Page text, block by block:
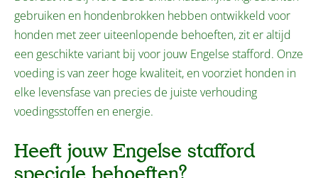
gebruiken en hondenbrokken hebben ontwikkeld voor
honden met zeer uiteenlopende behoeften, zit er altijd
een geschikte variant bij voor jouw Engelse stafford. Onze
voeding is van zeer hoge kwaliteit, en voorziet honden in
elke levensfase van precies de juiste verhouding
voedingsstoffen en energie.
Heeft jouw Engelse stafford